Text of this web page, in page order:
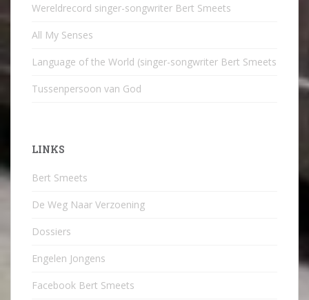
Wereldrecord singer-songwriter Bert Smeets
All My Senses
Language of the World (singer-songwriter Bert Smeets
Tussenpersoon van God
LINKS
Bert Smeets
De Weg Naar Verzoening
Dossiers
Engelen Jongens
Facebook Bert Smeets